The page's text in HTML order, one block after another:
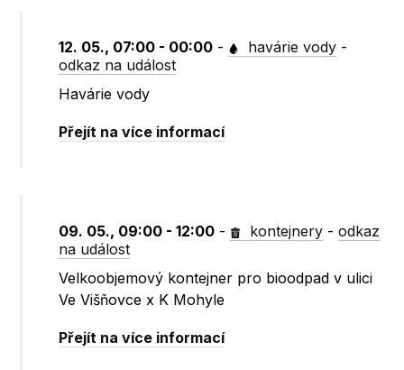
12. 05., 07:00 - 00:00 - havárie vody -
odkaz na událost
Havárie vody
Přejít na více informací
09. 05., 09:00 - 12:00 - kontejnery -odkaz
na událost
Velkoobjemový kontejner pro bioodpad v ulici
Ve Višňovce x K Mohyle
Přejít na více informací